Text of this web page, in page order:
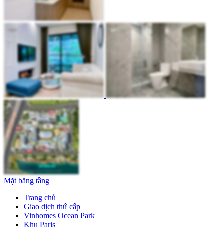
Mặt bằng tầng
Trang chủ
Giao dịch thứ cấp
Vinhomes Ocean Park
Khu Paris